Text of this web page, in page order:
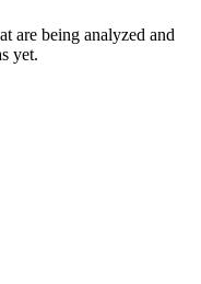
are being analyzed and
yet.